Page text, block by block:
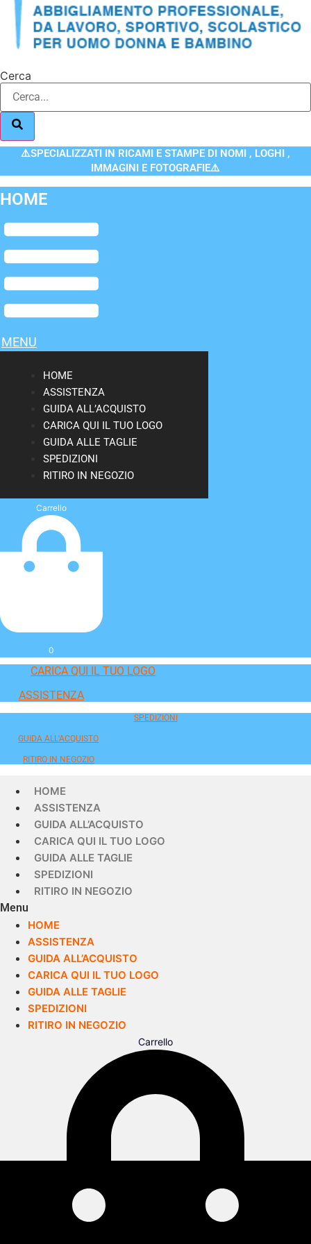
Cerca
⚠️SPECIALIZZATI IN RICAMI E STAMPE DI NOMI , LOGHI ,
IMMAGINI E FOTOGRAFIE⚠️
HOME
Flyout
Menu
MENU
HOME
ASSISTENZA
GUIDA ALL’ACQUISTO
CARICA QUI IL TUO LOGO
GUIDA ALLE TAGLIE
SPEDIZIONI
RITIRO IN NEGOZIO
Carrello
0
CARICA QUI IL TUO LOGO
ASSISTENZA
SPEDIZIONI
GUIDA ALL'ACQUISTO
RITIRO IN NEGOZIO
HOME
ASSISTENZA
GUIDA ALL’ACQUISTO
CARICA QUI IL TUO LOGO
GUIDA ALLE TAGLIE
SPEDIZIONI
RITIRO IN NEGOZIO
Menu
HOME
ASSISTENZA
GUIDA ALL’ACQUISTO
CARICA QUI IL TUO LOGO
GUIDA ALLE TAGLIE
SPEDIZIONI
RITIRO IN NEGOZIO
Carrello